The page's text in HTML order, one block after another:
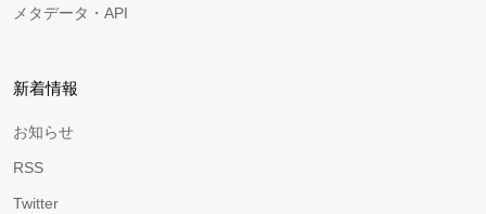
メタデータ・API
新着情報
お知らせ
RSS
Twitter